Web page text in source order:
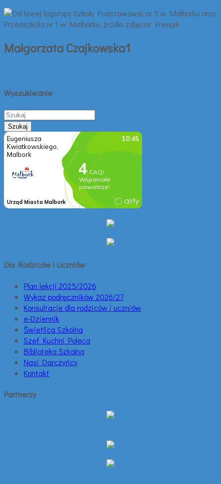
Małgorzata Czajkowska1
Wyszukiwanie
Dla Rodziców i Uczniów
Plan lekcji 2025/2026
Wykaz podręczników 2026/27
Konsultacje dla rodziców i uczniów
e-Dziennik
Świetlica Szkolna
Szef Kuchni Poleca
Biblioteka Szkolna
Nasi Darczyńcy
Kontakt
Partnerzy